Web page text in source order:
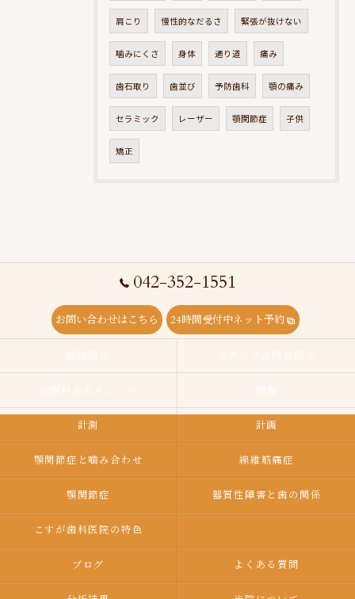
肩こり 慢性的なだるさ 緊張が抜けない
噛みにくさ 身体 通り道 痛み
歯石取り 歯並び 予防歯科 顎の痛み
セラミック レーザー 顎関節症 子供
矯正
042-352-1551
お問い合わせはこちら 24時間受付中ネット予約
計測 計画
顎関節症と噛み合わせ 線維筋痛症
顎関節症 器質性障害と歯の関係
こすが歯科医院の特色
ブログ よくある質問